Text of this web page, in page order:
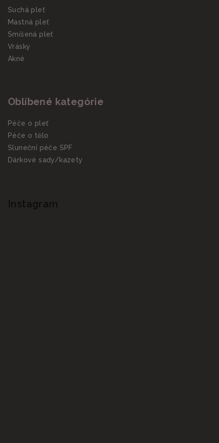
Suchá pleť
Mastná pleť
Smíšená pleť
Vrásky
Akné
Oblíbené kategórie
Péče o pleť
Péče o tělo
Sluneční péče SPF
Dárkové sady/kazety
Instagram